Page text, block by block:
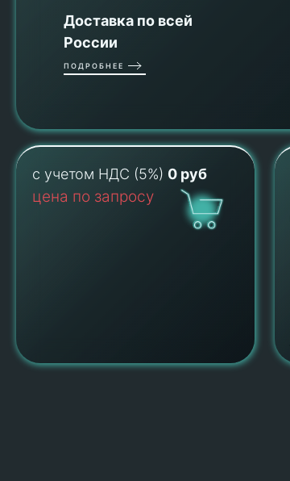
Доставка по всей
России
ПОДРОБНЕЕ
с учетом НДС (5%) 0 руб
цена по запросу